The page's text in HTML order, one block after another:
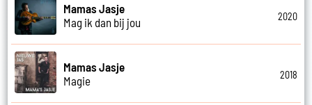
Mamas Jasje
Mag ik dan bij jou
2020
Mamas Jasje
Magie
2018